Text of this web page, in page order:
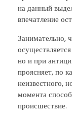
на данный
впечатление
Занимательно,
но и при
проясняет, по
неизвестного,
момента
происшествие.